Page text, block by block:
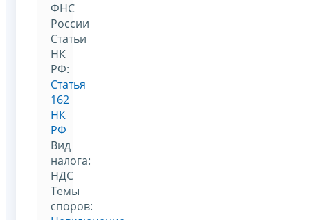
ФНС
России
Статьи
НК
РФ:
Статья
162
НК
РФ
Вид
налога:
НДС
Темы
споров: